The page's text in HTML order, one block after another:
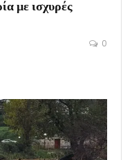
με ισχυρές
0